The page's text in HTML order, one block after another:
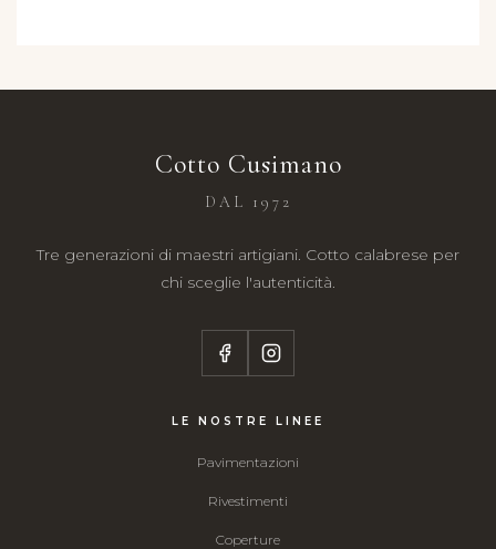
Cotto Cusimano
DAL 1972
Tre generazioni di maestri artigiani. Cotto calabrese per
chi sceglie l'autenticità.
LE NOSTRE LINEE
Pavimentazioni
Rivestimenti
Coperture